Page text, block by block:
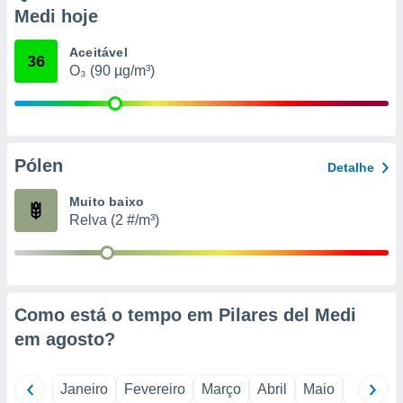
qual se
ou opor-
qualquer
o
num
Medi hoje
36 Aceitável
O₃ (90 µg/m³)
Pólen Detalhe
Muito baixo
Relva (2 #/m³)
Como está o tempo em Pilares del Medi
em agosto?
Janeiro Fevereiro Março Abril Maio Junho